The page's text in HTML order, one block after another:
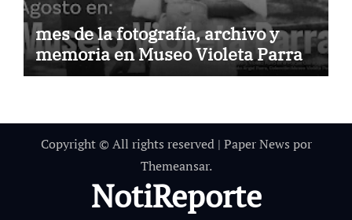
mes de la fotografía, archivo y
memoria en Museo Violeta Parra
Copyright © All rights reserved | Paper News por
Themeansar.
NotiReporte